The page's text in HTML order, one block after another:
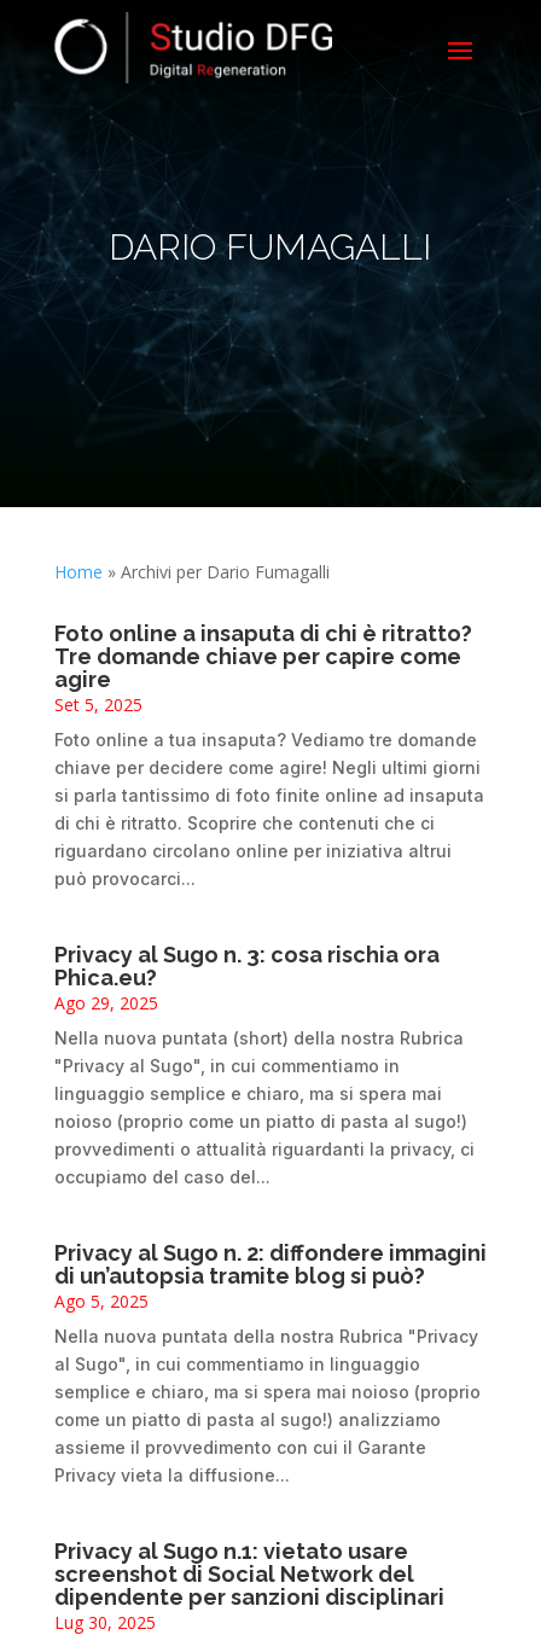
DARIO FUMAGALLI
Home » Archivi per Dario Fumagalli
Foto online a insaputa di chi è ritratto?
Tre domande chiave per capire come
agire
Set 5, 2025
Foto online a tua insaputa? Vediamo tre domande
chiave per decidere come agire! Negli ultimi giorni
si parla tantissimo di foto finite online ad insaputa
di chi è ritratto. Scoprire che contenuti che ci
riguardano circolano online per iniziativa altrui
può provocarci...
Privacy al Sugo n. 3: cosa rischia ora
Phica.eu?
Ago 29, 2025
Nella nuova puntata (short) della nostra Rubrica
"Privacy al Sugo", in cui commentiamo in
linguaggio semplice e chiaro, ma si spera mai
noioso (proprio come un piatto di pasta al sugo!)
provvedimenti o attualità riguardanti la privacy, ci
occupiamo del caso del...
Privacy al Sugo n. 2: diffondere immagini
di un’autopsia tramite blog si può?
Ago 5, 2025
Nella nuova puntata della nostra Rubrica "Privacy
al Sugo", in cui commentiamo in linguaggio
semplice e chiaro, ma si spera mai noioso (proprio
come un piatto di pasta al sugo!) analizziamo
assieme il provvedimento con cui il Garante
Privacy vieta la diffusione...
Privacy al Sugo n.1: vietato usare
screenshot di Social Network del
dipendente per sanzioni disciplinari
Lug 30, 2025